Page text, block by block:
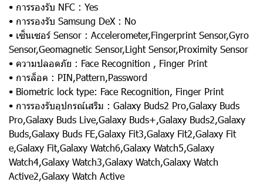
• การรองรับ NFC : Yes
• การรองรับ Samsung DeX : No
• เซ็นเซอร์ Sensor : Accelerometer,Fingerprint Sensor,Gyro
Sensor,Geomagnetic Sensor,Light Sensor,Proximity Sensor
• ความปลอดภัย : Face Recognition , Finger Print
• การล็อค : PIN,Pattern,Password
• Biometric lock type: Face Recognition, Finger Print
• การรองรับอุปกรณ์เสริม : Galaxy Buds2 Pro,Galaxy Buds
Pro,Galaxy Buds Live,Galaxy Buds+,Galaxy Buds2,Galaxy
Buds,Galaxy Buds FE,Galaxy Fit3,Galaxy Fit2,Galaxy Fit
e,Galaxy Fit,Galaxy Watch6,Galaxy Watch5,Galaxy
Watch4,Galaxy Watch3,Galaxy Watch,Galaxy Watch
Active2,Galaxy Watch Active